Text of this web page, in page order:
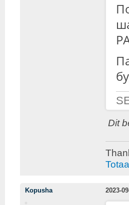
Dit
Kopusha 2023-